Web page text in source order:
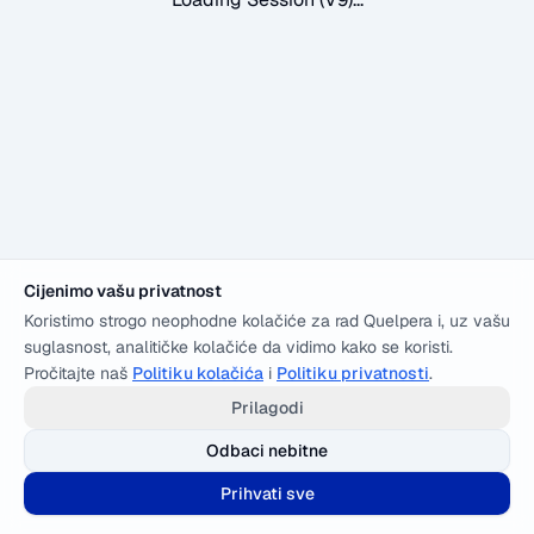
Cijenimo vašu privatnost
Koristimo strogo neophodne kolačiće za rad Quelpera i, uz vašu
suglasnost, analitičke kolačiće da vidimo kako se koristi.
Pročitajte naš Politiku kolačića i Politiku privatnosti.
Prilagodi
Odbaci nebitne
Prihvati sve